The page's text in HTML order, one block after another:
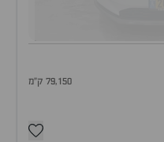
79,150 ק"מ